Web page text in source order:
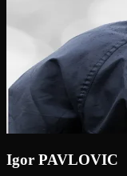
Igor PAVLOVIC